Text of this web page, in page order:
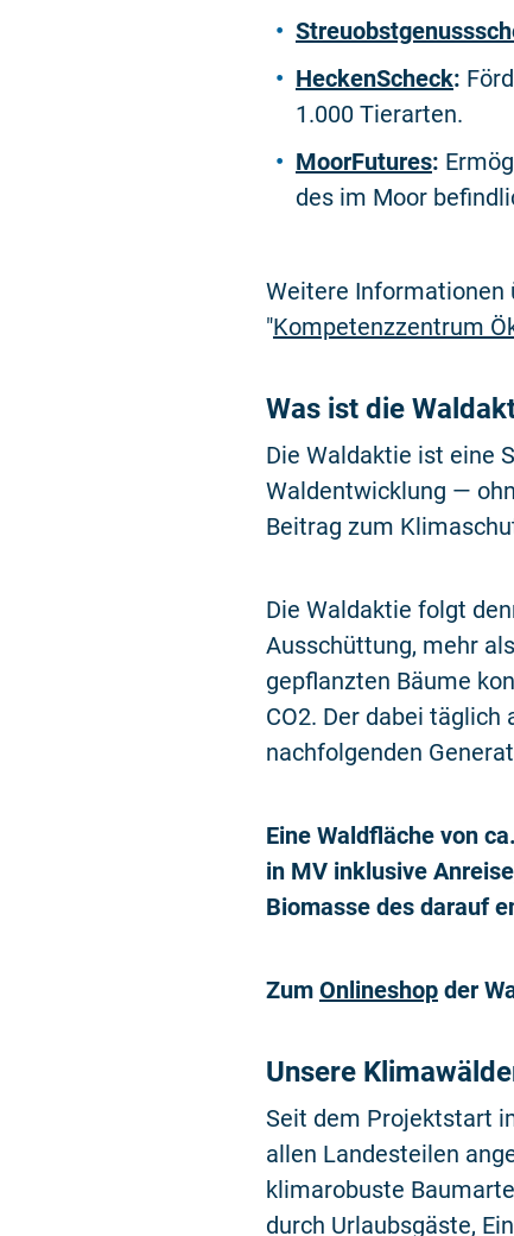
HeckenScheck:
1.000 Tierarten.
MoorFutures:
des im Moor
Weitere Informationen
"Kompetenzzentrum
Was ist die
Die Waldaktie ist eine
Waldentwicklung —
Beitrag zum
Die Waldaktie folgt
Ausschüttung, mehr
gepflanzten Bäume
CO2. Der dabei
nachfolgenden
Eine Waldfläche von
in MV inklusive
Biomasse des darauf
Zum Onlineshopder
Unsere
Seit dem Projektstart
allen Landesteilen
klimarobuste
durch Urlaubsgäste,